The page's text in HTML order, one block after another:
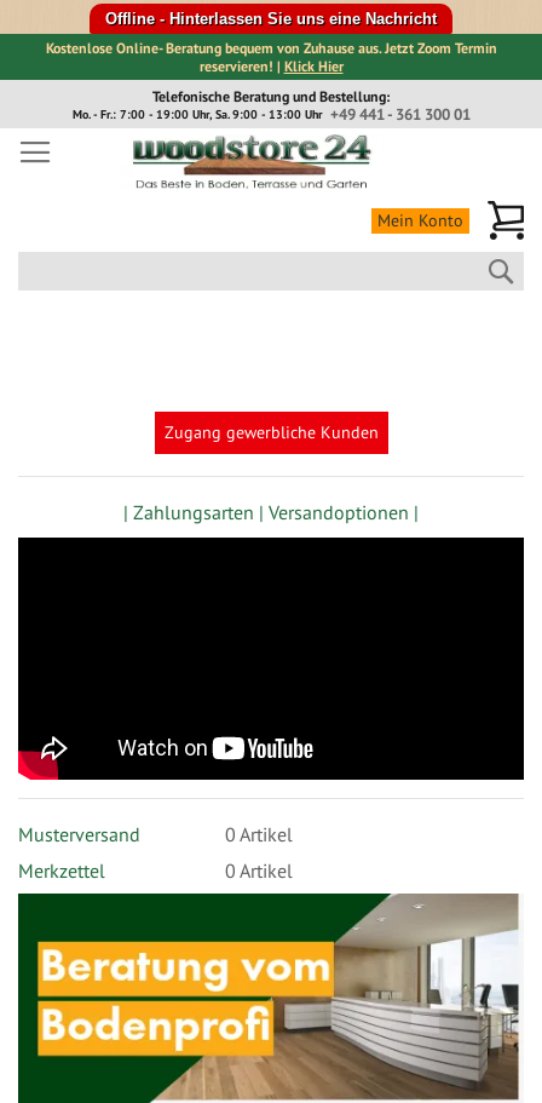
Offline - Hinterlassen Sie uns eine Nachricht
Kostenlose Online- Beratung bequem von Zuhause aus. Jetzt Zoom Termin
reservieren! | Klick Hier
Inhalt
Telefonische Beratung und Bestellung:
+49 441 - 361 300 01
Mo. - Fr.: 7:00 - 19:00 Uhr, Sa. 9:00 - 13:00 Uhr
Mein Konto
Zugang gewerbliche Kunden
| Zahlungsarten | Versandoptionen |
Musterversand 0 Artikel
Merkzettel
0 Artikel